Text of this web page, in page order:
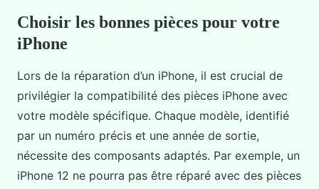
Choisir les bonnes pièces pour votre
iPhone
Lors de la réparation d’un iPhone, il est crucial de
privilégier la compatibilité des pièces iPhone avec
votre modèle spécifique. Chaque modèle, identifié
par un numéro précis et une année de sortie,
nécessite des composants adaptés. Par exemple, un
iPhone 12 ne pourra pas être réparé avec des pièces